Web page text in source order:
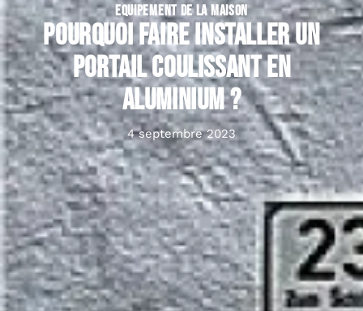
EQUIPEMENT DE LA MAISON
Pourquoi faire installer un
portail coulissant en
aluminium ?
4 septembre 2023